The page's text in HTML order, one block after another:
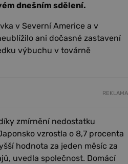
dnešním sdělení.
v Severní Americe a v
ani dočasné zastavení
výbuchu v továrně
REKLAMA
zmírnění nedostatku
vzrostla o 8,7 procenta
hodnota za jeden měsíc za
uvedla společnost. Domácí